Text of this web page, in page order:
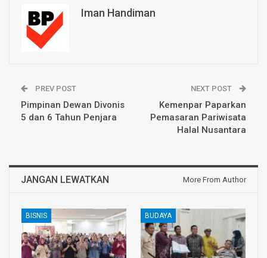
Iman Handiman
PREV POST
Pimpinan Dewan Divonis
5 dan 6 Tahun Penjara
NEXT POST
Kemenpar Paparkan
Pemasaran Pariwisata
Halal Nusantara
JANGAN LEWATKAN More From Author
BISNIS BUDAYA